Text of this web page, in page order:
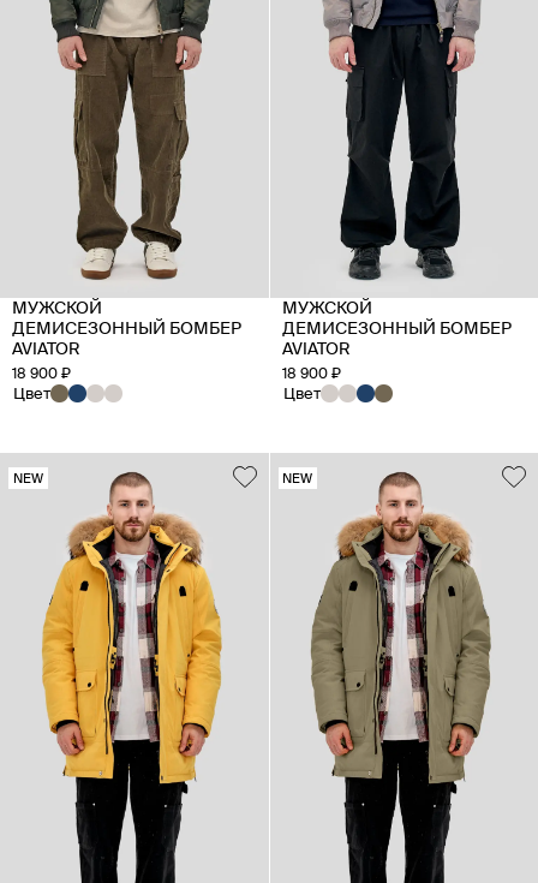
МУЖСКОЙ
ДЕМИСЕЗОННЫЙ БОМБЕР
AVIATOR
18 900 ₽
Цвет
МУЖСКОЙ
ДЕМИСЕЗОННЫЙ БОМБЕР
AVIATOR
18 900 ₽
Цвет
NEW NEW